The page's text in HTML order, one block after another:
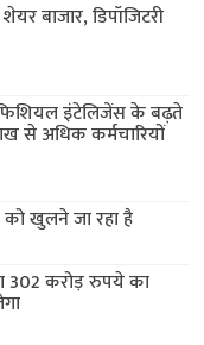
बाजार, डिपॉजिटरी
इंटेलिजेंस के बढ़ते
से अधिक कर्मचारियों
खुलने जा रहा है
302 करोड़ रुपये का